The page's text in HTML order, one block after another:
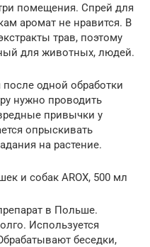
помещения. Спрей для
аромат не нравится. В
трав, поэтому
для животных, людей.
одной обработки
нужно проводить
привычки у
опрыскивать
на растение.
и собак AROX, 500 мл
в Польше.
Используется
беседки,